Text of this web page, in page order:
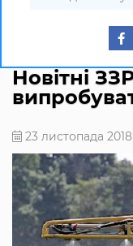
Новітні
23 листопада 2018